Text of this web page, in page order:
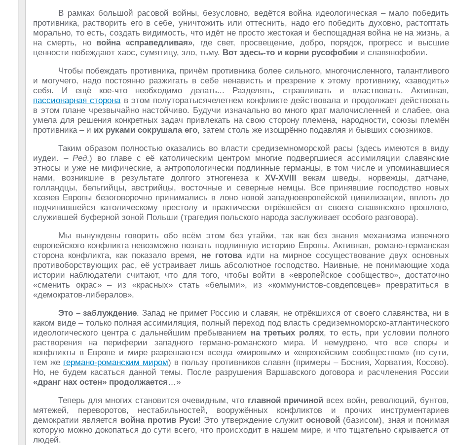
В рамках большой расовой войны, безусловно, ведётся война идеологическая – мало победить
противника, растворить его в себе, уничтожить или оттеснить, надо его победить духовно, растоптать
морально, то есть, создать видимость, что идёт не просто жестокая и беспощадная война не на жизнь, а
на смерть, но война «справедливая», где свет, просвещение, добро, порядок, прогресс и высшие
ценности побеждают хаос, сумятицу, зло, тьму. Вот здесь-то и корни русофобии и славянофобии.
Чтобы побеждать противника, причём противника более сильного, многочисленного, талантливого
и могучего, надо постоянно разжигать в себе ненависть и презрение к этому противнику, «заводить»
себя. И ещё кое-что необходимо делать... Разделять, стравливать и властвовать. Активная,
пассионарная сторонав этом полуторатысячелетнем конфликте действовала и продолжает действовать
в этом плане чрезвычайно настойчиво. Будучи изначально во много крат малочисленней и слабее, она
умела для решения конкретных задач привлекать на свою сторону племена, народности, союзы племён
противника – и их руками сокрушала его, затем столь же изощрённо подавляя и бывших союзников.
Таким образом полностью оказались во власти средиземноморской расы (здесь имеются в виду
иудеи. – Ред.) во главе с её католическим центром многие подвергшиеся ассимиляции славянские
этносы и уже не мифические, а антропологически подлинные германцы, в том числе и упоминавшиеся
нами, возникшие в результате долгого этногенеза к XV-XVIII векам шведы, норвежцы, датчане,
голландцы, бельгийцы, австрийцы, восточные и северные немцы. Все принявшие господство новых
хозяев Европы безоговорочно принимались в лоно новой западноевропейской цивилизации, вплоть до
подчинившейся католическому престолу и практически отрёкшейся от своего славянского прошлого,
служившей буферной зоной Польши (трагедия польского народа заслуживает особого разговора).
Мы вынуждены говорить обо всём этом без утайки, так как без знания механизма извечного
европейского конфликта невозможно познать подлинную историю Европы. Активная, романо-германская
сторона конфликта, как показало время, не готоваидти на мирное сосуществование двух основных
противоборствующих рас, её устраивает лишь абсолютное господство. Наивные, не понимающие хода
истории наблюдатели считают, что для того, чтобы войти в «европейское сообщество», достаточно
«сменить окрас» – из «красных» стать «белыми», из «коммунистов-совдеповцев» превратиться в
«демократов-либералов».
Это – заблуждение. Запад не примет Россию и славян, не отрёкшихся от своего славянства, ни в
каком виде – только полная ассимиляция, полный переход под власть средиземноморско-атлантического
идеологического центра с дальнейшим пребыванием на третьих ролях, то есть, при условии полного
растворения на периферии западного германо-романского мира. И немудрено, что все споры и
конфликты в Европе и мире разрешаются всегда «мировым» и «европейским сообществом» (по сути,
тем же германо-романским миром) в пользу противников славян (примеры – Босния, Хорватия, Косово).
Но, не будем касаться данной темы. После разрушения Варшавского договора и расчленения России
«дранг нах остен» продолжается…»
Теперь для многих становится очевидным, что главной причинойвсех войн, революций, бунтов,
мятежей, переворотов, нестабильностей, вооружённых конфликтов и прочих инструментариев
демократии является война против Руси! Это утверждение служит основой (базисом), зная и понимая
которую можно докопаться до сути всего, что происходит в нашем мире, и что тщательно скрывается от
людей.